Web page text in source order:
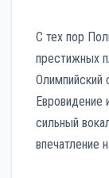
С тех пор
престижных
Олимпийский
Евровидение
сильный
впечатление